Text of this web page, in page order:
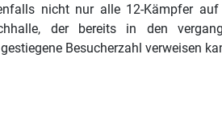
nicht nur alle 12-Kämpfer
der bereits in den
Besucherzahl verweisen
siegt leicht und locker...